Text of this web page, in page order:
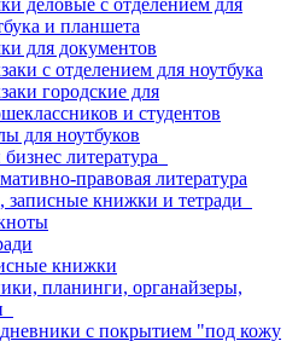
деловые с отделением для
и планшета
для документов
с отделением для ноутбука
городские для
и студентов
для ноутбуков
литература
правовая литература
записные книжки и тетради
книжки
планинги, органайзеры,
с покрытием "под кожу